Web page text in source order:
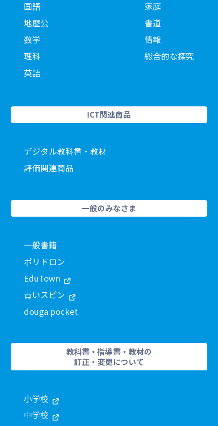
国語
地歴公
数学
理科
英語
家庭
書道
情報
総合的な探究
ICT関連商品
デジタル教科書・教材
評価関連商品
一般のみなさま
一般書籍
ポリドロン
EduTown
青いスピン
douga pocket
教科書・指導書・教材の
訂正・変更について
小学校
中学校